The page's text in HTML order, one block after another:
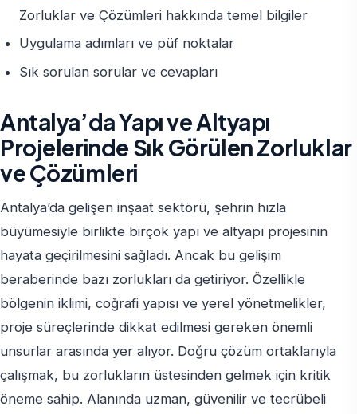
Zorluklar ve Çözümleri hakkında temel bilgiler
Uygulama adımları ve püf noktalar
Sık sorulan sorular ve cevapları
Antalya’da Yapı ve Altyapı
Projelerinde Sık Görülen Zorluklar
ve Çözümleri
Antalya’da gelişen inşaat sektörü, şehrin hızla
büyümesiyle birlikte birçok yapı ve altyapı projesinin
hayata geçirilmesini sağladı. Ancak bu gelişim
beraberinde bazı zorlukları da getiriyor. Özellikle
bölgenin iklimi, coğrafi yapısı ve yerel yönetmelikler,
proje süreçlerinde dikkat edilmesi gereken önemli
unsurlar arasında yer alıyor. Doğru çözüm ortaklarıyla
çalışmak, bu zorlukların üstesinden gelmek için kritik
öneme sahip. Alanında uzman, güvenilir ve tecrübeli